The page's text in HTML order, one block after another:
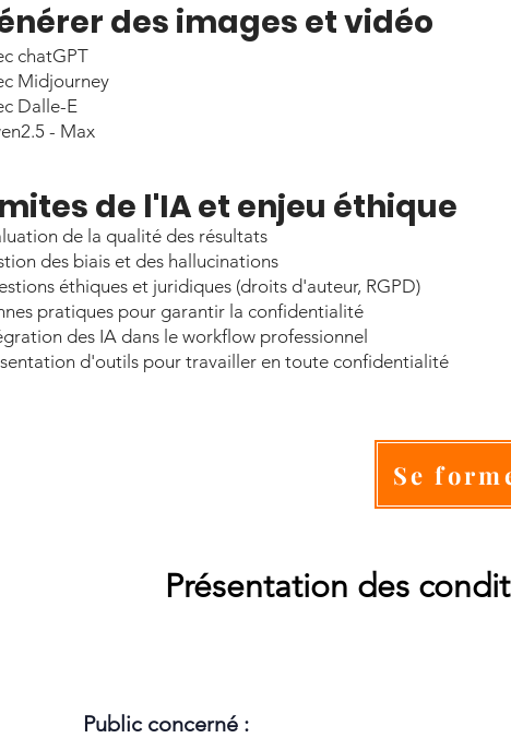
des images et vidéo
chatGPT
Midjourney
Dalle-E
- Max
de l'IA et enjeu éthique
de la qualité des résultats
des biais et des hallucinations
éthiques et juridiques (droits d'auteur, RGPD)
pratiques pour garantir la confidentialité
des IA dans le workflow professionnel
d'outils pour travailler en toute confidentialité
Se
Présentation des
Public concerné :